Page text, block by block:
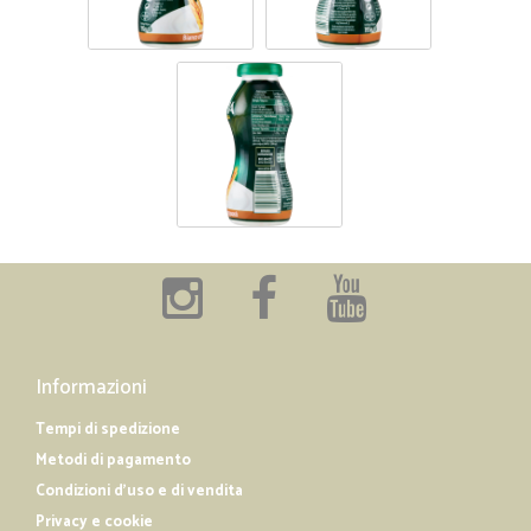
Informazioni
Tempi di spedizione
Metodi di pagamento
Condizioni d'uso e di vendita
Privacy e cookie